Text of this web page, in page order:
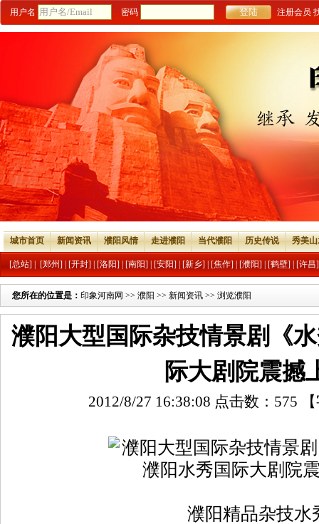
用户名 密码 注册会员
城市首页 新闻资讯 濮阳风情 走进濮阳 当代濮阳 历史传说 秀美
[总站] [郑州] [开封] [洛阳] [南阳] [安阳] [新乡] [焦作] [濮阳] [鹤壁] [许昌]
您所在的位置是： 印象河南网 >> 濮阳 >> 新闻资讯 >> 浏览濮阳
濮阳大型国际杂技情景剧《
际大剧院震撼
2012/8/27 16:38:08 点击数： 575
濮阳精品杂技水